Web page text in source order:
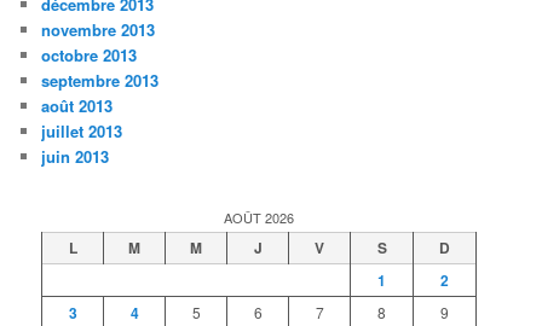
novembre 2013
octobre 2013
septembre 2013
août 2013
juillet 2013
juin 2013
AOÛT 2026
L M M J V S
D
1
2
3
4 5 6 7 8 9